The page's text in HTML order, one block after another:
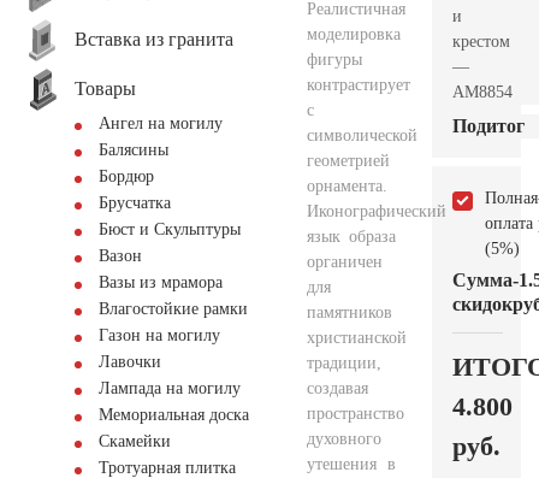
Вставка из гранита
Товары
Ангел на могилу
Балясины
Бордюр
Брусчатка
Бюст и Скульптуры
Вазон
Вазы из мрамора
Влагостойкие рамки
Газон на могилу
Лавочки
Лампада на могилу
Мемориальная доска
Скамейки
Тротуарная плитка
Реалистичная
моделировка
фигуры
контрастирует
с
символической
геометрией
орнамента.
Иконографический
язык образа
органичен
для
памятников
христианской
традиции,
создавая
пространство
духовного
утешения в
и
крестом
—
AM8854
Подитог
Полная
оплата
(5%)
Сумма
скидок
-
4.800
руб.